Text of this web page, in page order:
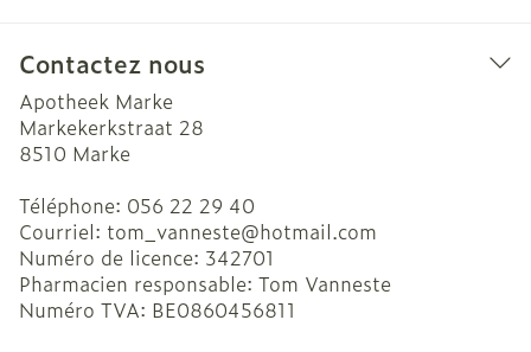
Contactez nous
Apotheek Marke
Markekerkstraat 28
8510 Marke
Téléphone: 056 22 29 40
Courriel: tom_vanneste@hotmail.com
Numéro de licence: 342701
Pharmacien responsable: Tom Vanneste
Numéro TVA: BE0860456811